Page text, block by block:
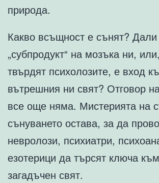
природа.
Какво всъщност е сънят?
„субпродукт“ на мозъка ни,
твърдят психолозите, е вход
вътрешния ни свят? Отговор
все още няма. Мистерията на
сънуването остава, за да
невролози, психиатри,
езотерици да търсят ключа
загадъчен свят.